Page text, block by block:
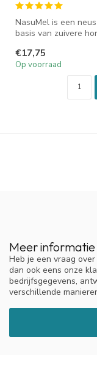
NasuMel is een
basis van zuivere
€17,75
Op voorraad
Meer informatie
Heb je een vraag
dan ook eens onze
bedrijfsgegevens,
verschillende